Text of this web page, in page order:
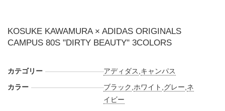
KOSUKE KAWAMURA × ADIDAS ORIGINALS
CAMPUS 80S "DIRTY BEAUTY" 3COLORS
カテゴリー アディダス キャンパス
カラー
ブラック ホワイト グレー ネ
イビー